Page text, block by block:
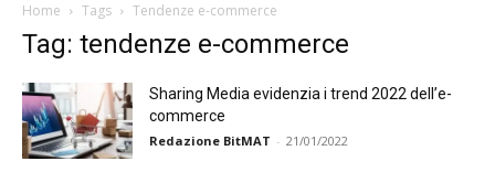
Home Tags Tendenze e-commerce
Tag: tendenze e-commerce
Sharing Media evidenzia i trend 2022 dell’e-
commerce
Redazione BitMAT - 21/01/2022